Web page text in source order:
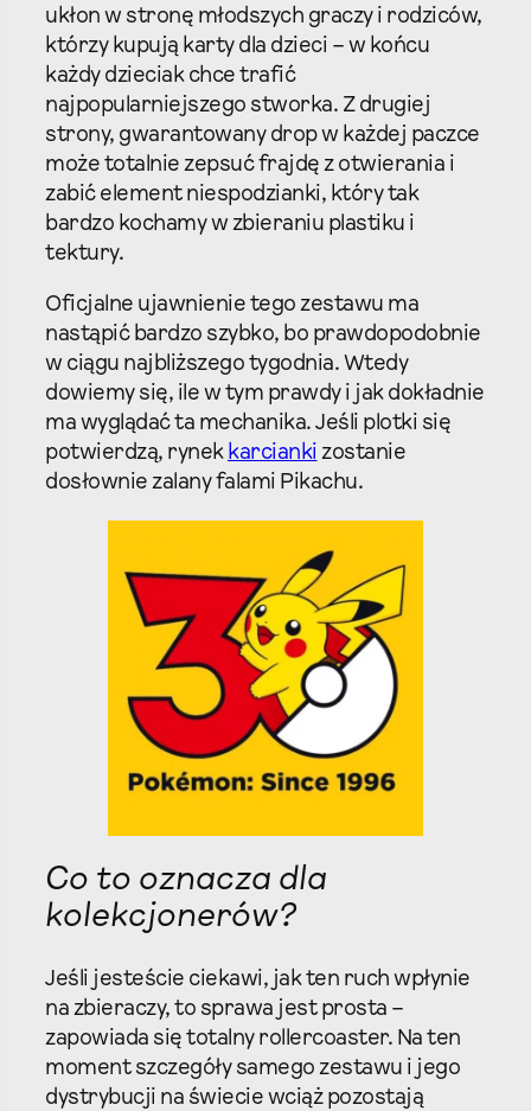
ukłon w stronę młodszych graczy i rodziców,
którzy kupują karty dla dzieci – w końcu
każdy dzieciak chce trafić
najpopularniejszego stworka. Z drugiej
strony, gwarantowany drop w każdej paczce
może totalnie zepsuć frajdę z otwierania i
zabić element niespodzianki, który tak
bardzo kochamy w zbieraniu plastiku i
tektury.
Oficjalne ujawnienie tego zestawu ma
nastąpić bardzo szybko, bo prawdopodobnie
w ciągu najbliższego tygodnia. Wtedy
dowiemy się, ile w tym prawdy i jak dokładnie
ma wyglądać ta mechanika. Jeśli plotki się
potwierdzą, rynek karcianki zostanie
dosłownie zalany falami Pikachu.
Co to oznacza dla
kolekcjonerów?
Jeśli jesteście ciekawi, jak ten ruch wpłynie
na zbieraczy, to sprawa jest prosta –
zapowiada się totalny rollercoaster. Na ten
moment szczegóły samego zestawu i jego
dystrybucji na świecie wciąż pozostają